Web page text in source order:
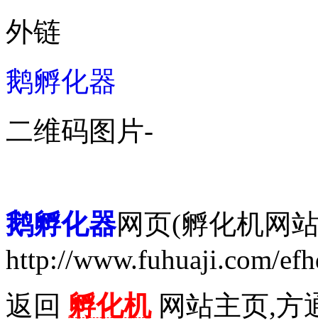
外链
鹅孵化器
二维码图片-
鹅孵化器网页(孵化机网
http://www.fuhuaji.com/
返回 孵化机网站主页,方